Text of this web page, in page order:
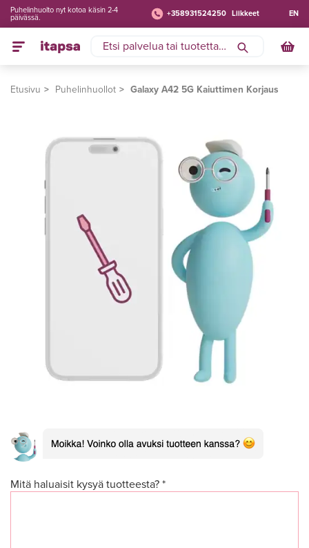
+358931524250 Liikkeet
Puhelinhuolto nyt kotoa käsin 2-4
päivässä.
EN
Etusivu Puhelinhuollot Galaxy A42 5G Kaiuttimen Korjaus
Mitä haluaisit kysyä tuotteesta? *